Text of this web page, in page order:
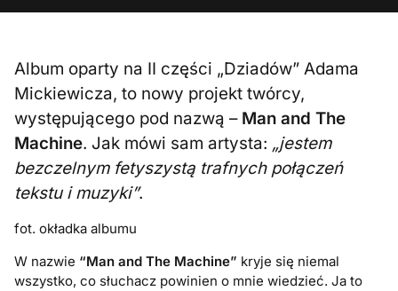
Album oparty na II części „Dziadów” Adama
Mickiewicza, to nowy projekt twórcy,
występującego pod nazwą – Man and The
Machine. Jak mówi sam artysta: „jestem
bezczelnym fetyszystą trafnych połączeń
tekstu i muzyki”.
fot. okładka albumu
W nazwie “Man and The Machine” kryje się niemal
wszystko, co słuchacz powinien o mnie wiedzieć. Ja to